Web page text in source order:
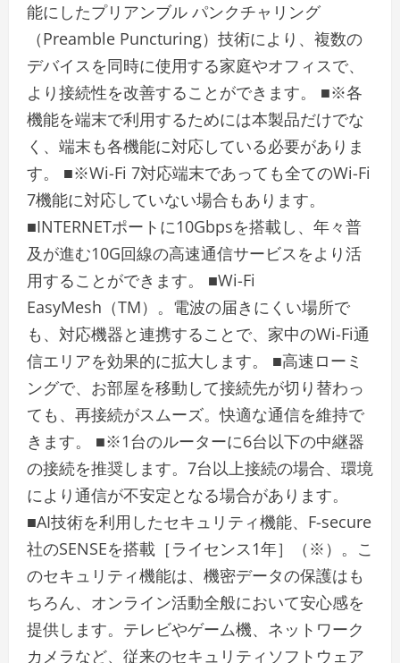
能にしたプリアンブル パンクチャリング
（Preamble Puncturing）技術により、複数の
デバイスを同時に使用する家庭やオフィスで、
より接続性を改善することができます。 ■※各
機能を端末で利用するためには本製品だけでな
く、端末も各機能に対応している必要がありま
す。 ■※Wi-Fi 7対応端末であっても全てのWi-Fi
7機能に対応していない場合もあります。
■INTERNETポートに10Gbpsを搭載し、年々普
及が進む10G回線の高速通信サービスをより活
用することができます。 ■Wi-Fi
EasyMesh（TM）。電波の届きにくい場所で
も、対応機器と連携することで、家中のWi-Fi通
信エリアを効果的に拡大します。 ■高速ローミ
ングで、お部屋を移動して接続先が切り替わっ
ても、再接続がスムーズ。快適な通信を維持で
きます。 ■※1台のルーターに6台以下の中継器
の接続を推奨します。7台以上接続の場合、環境
により通信が不安定となる場合があります。
■AI技術を利用したセキュリティ機能、F-secure
社のSENSEを搭載［ライセンス1年］（※）。こ
のセキュリティ機能は、機密データの保護はも
ちろん、オンライン活動全般において安心感を
提供します。テレビやゲーム機、ネットワーク
カメラなど、従来のセキュリティソフトウェア